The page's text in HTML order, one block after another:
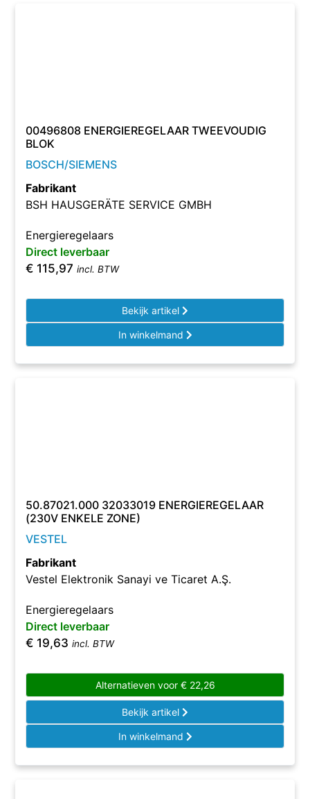
00496808 ENERGIEREGELAAR TWEEVOUDIG
BLOK
BOSCH/SIEMENS
Fabrikant
BSH HAUSGERÄTE SERVICE GMBH
Energieregelaars
Direct leverbaar
€ 115,97 incl. BTW
Bekijk artikel
In winkelmand
50.87021.000 32033019 ENERGIEREGELAAR
(230V ENKELE ZONE)
VESTEL
Fabrikant
Vestel Elektronik Sanayi ve Ticaret A.Ş.
Energieregelaars
Direct leverbaar
€ 19,63 incl. BTW
Alternatieven voor €22,26
Bekijk artikel
In winkelmand